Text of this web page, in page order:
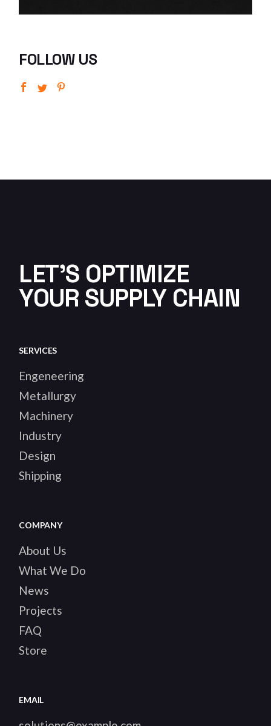
FOLLOW US
LET'S OPTIMIZE
YOUR SUPPLY CHAIN
SERVICES
Engeneering
Metallurgy
Machinery
Industry
Design
Shipping
COMPANY
About Us
What We Do
News
Projects
FAQ
Store
EMAIL